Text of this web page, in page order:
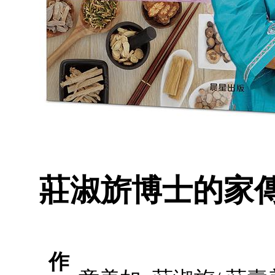
莊淑旂博士的家
作